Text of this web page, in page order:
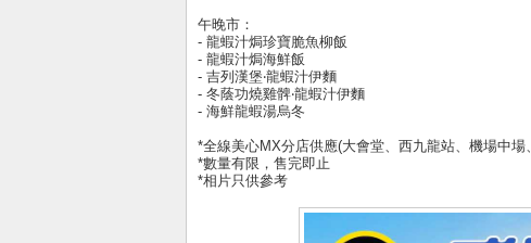
午晚市：
- 龍蝦汁焗珍寶脆魚柳飯
- 龍蝦汁焗海鮮飯
- 吉列漢堡‧龍蝦汁伊麵
- 冬蔭功燒雞髀‧龍蝦汁伊麵
- 海鮮龍蝦湯烏冬
*全線美心MX分店供應(大會堂、西九龍站、機場中場
*數量有限，售完即止
*相片只供參考